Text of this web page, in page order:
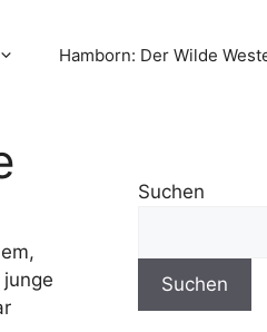
Hamborn: Der Wilde
Suchen
Suchen